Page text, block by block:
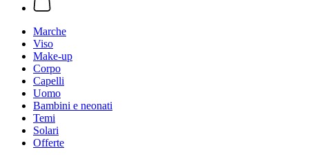
Marche
Viso
Make-up
Corpo
Capelli
Uomo
Bambini e neonati
Temi
Solari
Offerte